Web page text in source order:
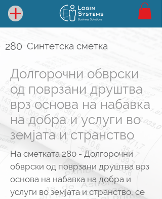
280 Синтетска сметка
Долгорочни обврски
од поврзани друштва
врз основа на набавка
на добра и услуги во
земјата и странство
На сметката 280 - Долгорочни
обврски од поврзани друштва врз
основа на набавка на добра и
услуги во земјата и странство, се